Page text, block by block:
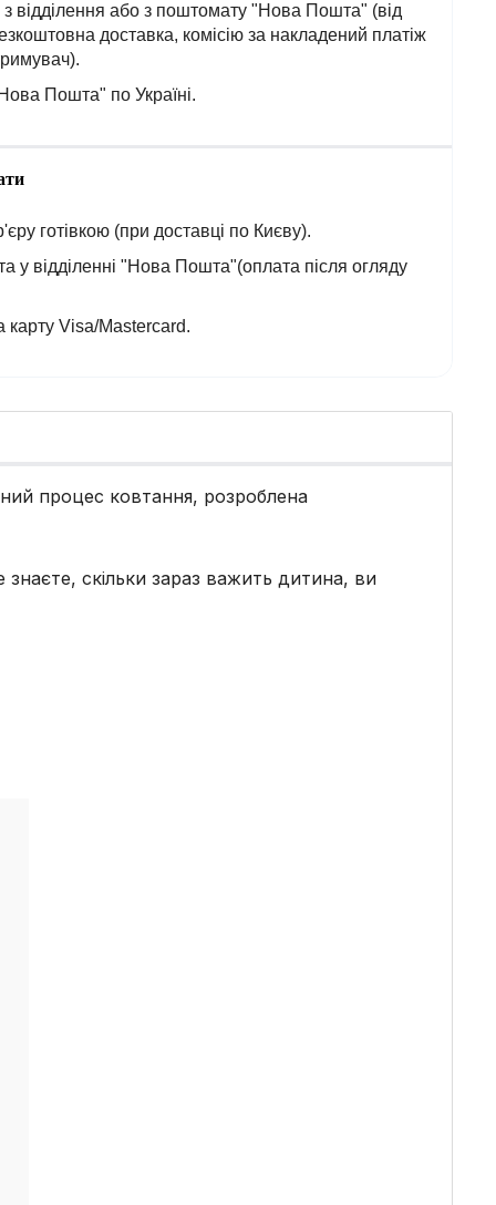
відділення або з поштомату "Нова Пошта" (від
доставка, комісію за накладений платіж
Пошта" по Україні.
готівкою (при доставці по Києву).
у відділенні "Нова Пошта"(оплата після огляду
карту Visa/Mastercard.
процес ковтання, розроблена
скільки зараз важить дитина, ви